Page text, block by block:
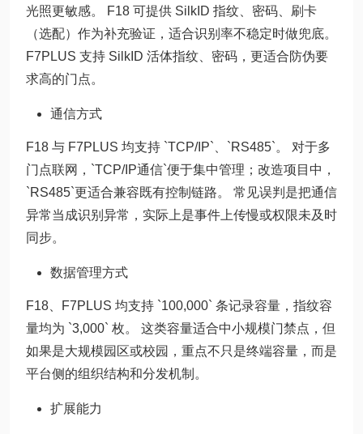
光照更敏感。 F18 可提供 SilkID 指纹、密码、刷卡
（选配）作为补充验证，适合识别率不稳定时做兜底。
F7PLUS 支持 SilkID 活体指纹、密码，更适合防伪要
求高的门点。
通信方式
F18 与 F7PLUS 均支持 `TCP/IP`、`RS485`。 对于多
门点联网，`TCP/IP通信`便于集中管理；改造项目中，
`RS485`更适合兼容既有控制链路。 常见误判是把通信
异常当成识别异常，实际上是事件上传慢或权限未及时
同步。
数据管理方式
F18、F7PLUS 均支持 `100,000` 条记录容量，指纹容
量均为 `3,000` 枚。 这类容量适合中小规模门禁点，但
如果是大规模园区或校园，重点不只是终端容量，而是
平台侧的组织结构和分发机制。
扩展能力